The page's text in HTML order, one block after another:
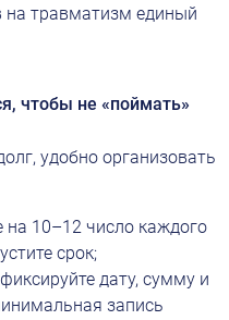
на травматизм единый
чтобы не «поймать»
удобно организовать
на 10–12 число каждого
срок;
дату, сумму и
запись